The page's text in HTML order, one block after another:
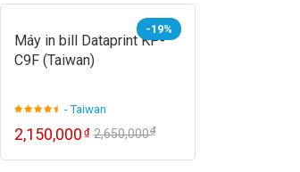
-19%
Máy in bill Dataprint KP-
C9F (Taiwan)
- Taiwan
2,150,000₫ 2,650,000₫